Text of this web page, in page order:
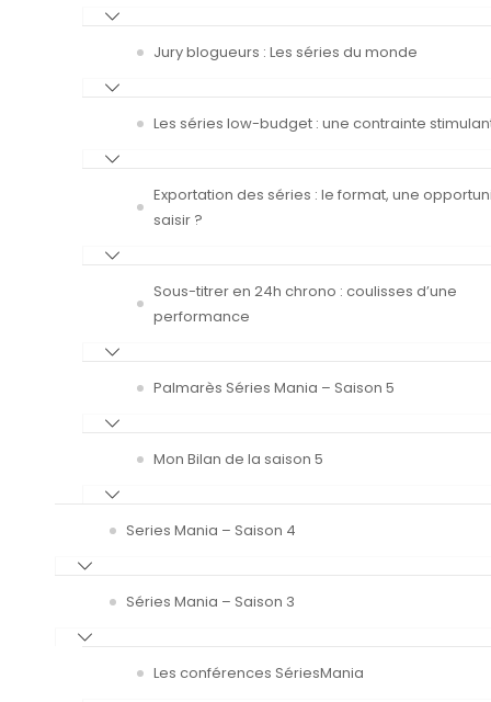
Jury blogueurs : Les séries du monde
Les séries low-budget : une contrainte
Exportation des séries : le format, une
saisir ?
Sous-titrer en 24h chrono : coulisses d’une
performance
Palmarès Séries Mania – Saison 5
Mon Bilan de la saison 5
Series Mania – Saison 4
Séries Mania – Saison 3
Les conférences SériesMania